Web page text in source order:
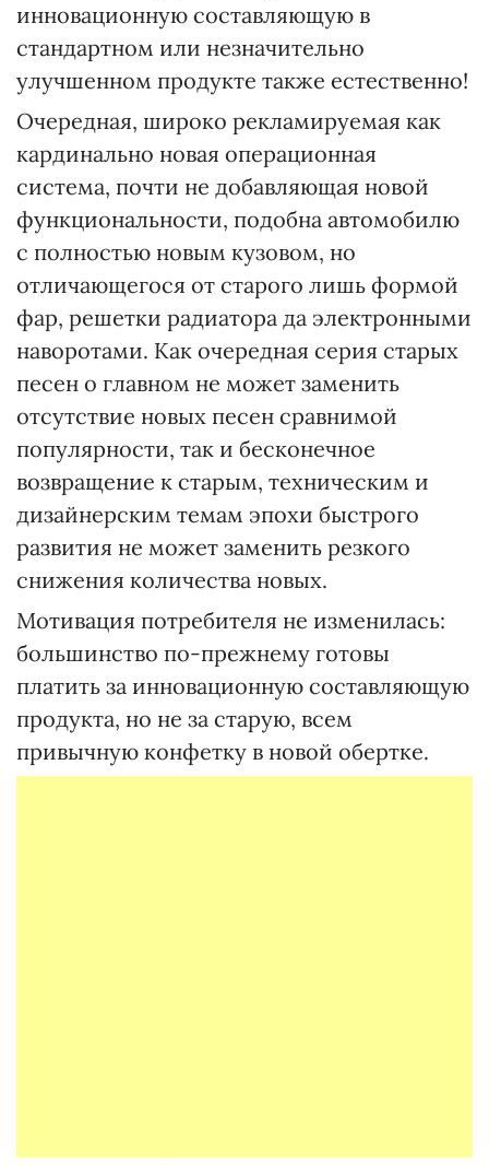
инновационную составляющую в
стандартном или незначительно
улучшенном продукте также естественно!
Очередная, широко рекламируемая как
кардинально новая операционная
система, почти не добавляющая новой
функциональности, подобна автомобилю
с полностью новым кузовом, но
отличающегося от старого лишь формой
фар, решетки радиатора да электронными
наворотами. Как очередная серия старых
песен о главном не может заменить
отсутствие новых песен сравнимой
популярности, так и бесконечное
возвращение к старым, техническим и
дизайнерским темам эпохи быстрого
развития не может заменить резкого
снижения количества новых.
Мотивация потребителя не изменилась:
большинство по-прежнему готовы
платить за инновационную составляющую
продукта, но не за старую, всем
привычную конфетку в новой обертке.